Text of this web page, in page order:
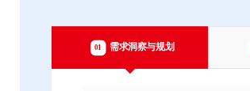
01 需求洞察与规划